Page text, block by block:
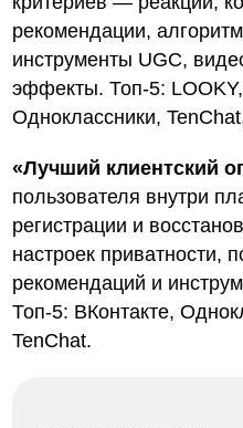
рекомендации,
инструменты UGC,
эффекты. Топ-5:
Одноклассники,
«Лучший клиентский
пользователя внутри
регистрации и
настроек приватности,
рекомендаций и
Топ-5: ВКонтакте,
TenChat.